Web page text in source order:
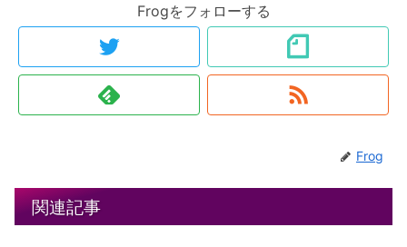
Frogをフォローする
Frog
関連記事